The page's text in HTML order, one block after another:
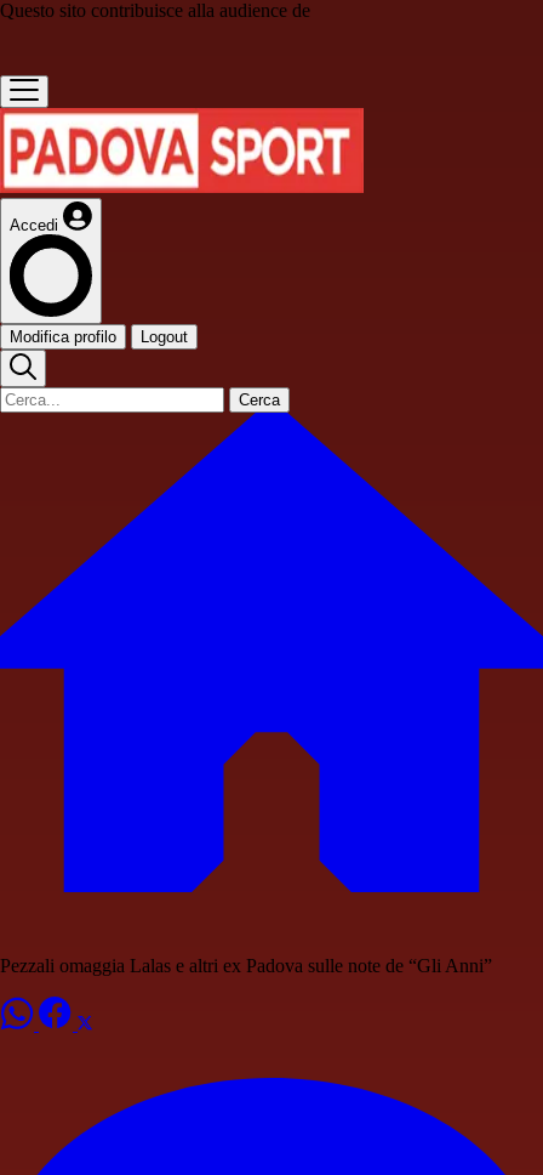
Questo sito contribuisce alla audience de
Accedi
Modifica profilo Logout
Cerca
Pezzali omaggia Lalas e altri ex Padova sulle note de “Gli Anni”